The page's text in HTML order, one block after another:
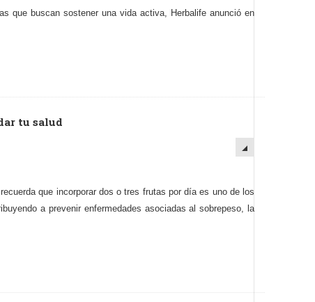
que buscan sostener una vida activa, Herbalife anunció en
tu salud
que incorporar dos o tres frutas por día es uno de los
a prevenir enfermedades asociadas al sobrepeso, la